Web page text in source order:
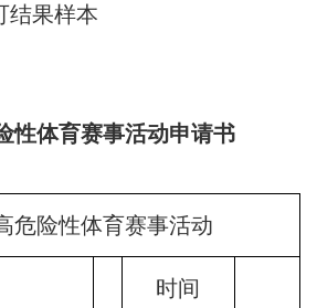
果样本
性体育赛事活动申请书
危险性体育赛事活动
时间